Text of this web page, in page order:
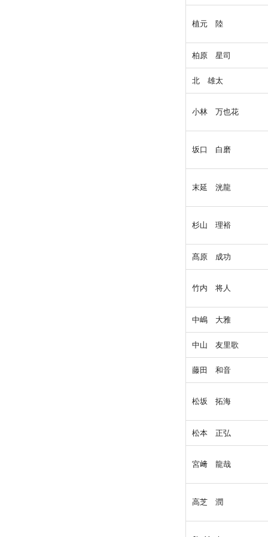
植元 陸
柏原 星司
北 雄太
小林 万也花
坂口 白磨
末延 洸龍
杉山 理裕
髙原 成功
竹内 将人
中嶋 大雅
中山 友里歌
藤田 和音
松坂 拓海
松本 正弘
宮﨑 龍哉
高芝 潤